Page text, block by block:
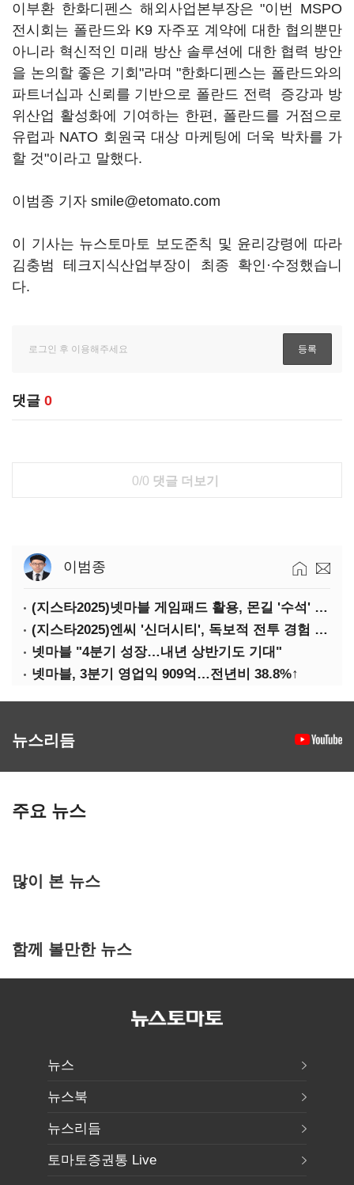
이부환 한화디펜스 해외사업본부장은 "이번 MSPO
전시회는 폴란드와 K9 자주포 계약에 대한 협의뿐만
아니라 혁신적인 미래 방산 솔루션에 대한 협력 방안
을 논의할 좋은 기회"라며 "한화디펜스는 폴란드와의
파트너십과 신뢰를 기반으로 폴란드 전력 증강과 방
위산업 활성화에 기여하는 한편, 폴란드를 거점으로
유럽과 NATO 회원국 대상 마케팅에 더욱 박차를 가
할 것"이라고 말했다.
이범종 기자 smile@etomato.com
이 기사는 뉴스토마토 보도준칙 및 윤리강령에 따라
김충범 테크지식산업부장이 최종 확인·수정했습니
다.
댓글 0
0/0 댓글 더보기
이범종
(지스타2025)넷마블 게임패드 활용, 몬길 '수석' 7대죄 '차석'
(지스타2025)엔씨 '신더시티', 독보적 전투 경험 필요
넷마블 "4분기 성장…내년 상반기도 기대"
넷마블, 3분기 영업익 909억…전년비 38.8%↑
뉴스리듬
주요 뉴스
많이 본 뉴스
함께 볼만한 뉴스
뉴스
뉴스북
뉴스리듬
토마토증권통 Live